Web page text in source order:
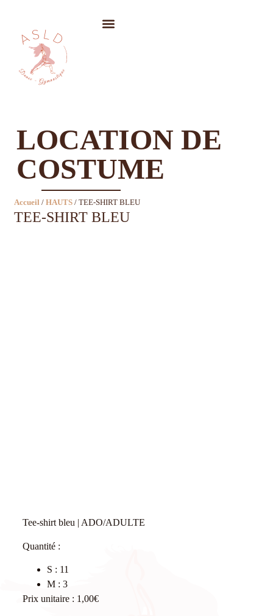
LOCATION DE
COSTUME
Accueil / HAUTS / TEE-SHIRT BLEU
TEE-SHIRT BLEU
Tee-shirt bleu | ADO/ADULTE
Quantité :
S : 11
M : 3
Prix unitaire : 1,00€